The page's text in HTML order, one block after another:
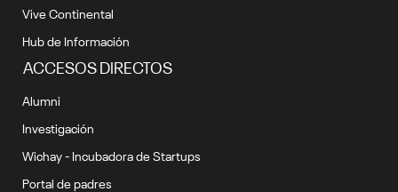
Vive Continental
Hub de Información
ACCESOS DIRECTOS
Alumni
Investigación
Wichay - Incubadora de Startups
Portal de padres